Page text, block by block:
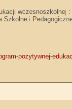
wczesnoszkolnej
Szkolne i
pozytywnej-